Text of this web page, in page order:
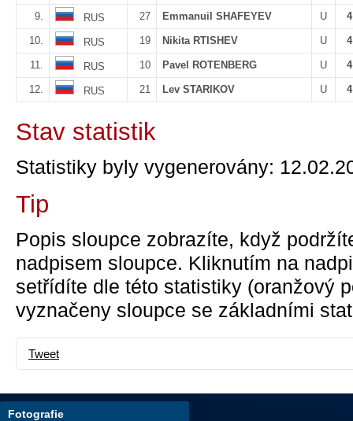
9. RUS 27 Emmanuil SHAFEYEV U 4
10. RUS 19 Nikita RTISHEV U 4
11. RUS 10 Pavel ROTENBERG U 4
12. RUS 21 Lev STARIKOV U 4
Stav statistik
Statistiky byly vygenerovány:
Tip
Popis sloupce zobrazíte, když
nadpisem sloupce. Kliknutím na
setřídíte dle této statistiky (oranžový
vyznačeny sloupce se základními
Tweet
Fotografie